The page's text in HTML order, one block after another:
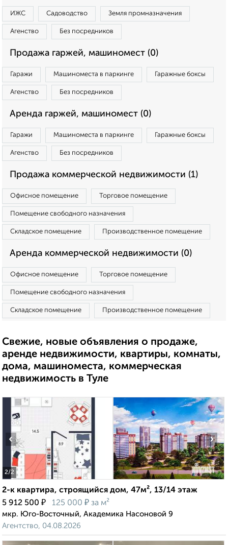
ИЖС Садоводство Земля промназначения
Агенство Без посредников
Продажа гаржей, машиномест (0)
Гаражи Машиноместа в паркинге Гаражные боксы
Агенство Без посредников
Аренда гаржей, машиномест (0)
Гаражи Машиноместа в паркинге Гаражные боксы
Агенство Без посредников
Продажа коммерческой недвижимости (1)
Офисное помещение Торговое помещение
Помещение свободного назначения
Складское помещение Производственное помещение
Аренда коммерческой недвижимости (0)
Офисное помещение Торговое помещение
Помещение свободного назначения
Складское помещение Производственное помещение
Свежие, новые объявления о продаже,
аренде недвижимости, квартиры, комнаты,
дома, машиноместа, коммерческая
недвижимость в Туле
2/2
‹ ›
2-к квартира, строящийся дом, 47м², 13/14 этаж
5 912 500 ₽ 125 000 ₽ за м²
мкр. Юго-Восточный, Академика Насоновой 9
Агентство, 04.08.2026